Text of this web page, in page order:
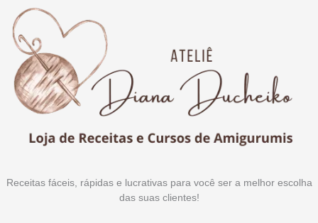
Receitas fáceis, rápidas e lucrativas para você ser a melhor escolha
das suas clientes!